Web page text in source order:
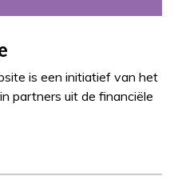
is een initiatief van het
partners uit de financiële